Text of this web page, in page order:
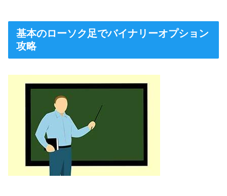
基本のローソク足でバイナリーオプション
攻略